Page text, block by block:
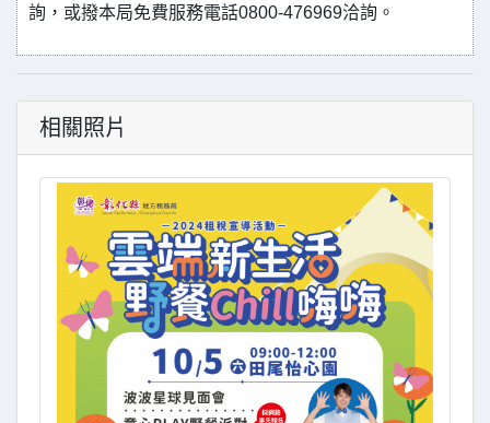
詢，或撥本局免費服務電話0800-476969洽詢。
相關照片